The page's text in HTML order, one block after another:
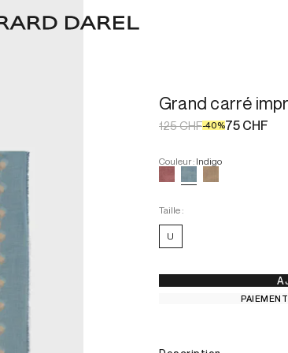
Grand carré
125 CHF-40%75 CHF
Couleur: Indigo
Taille :
U